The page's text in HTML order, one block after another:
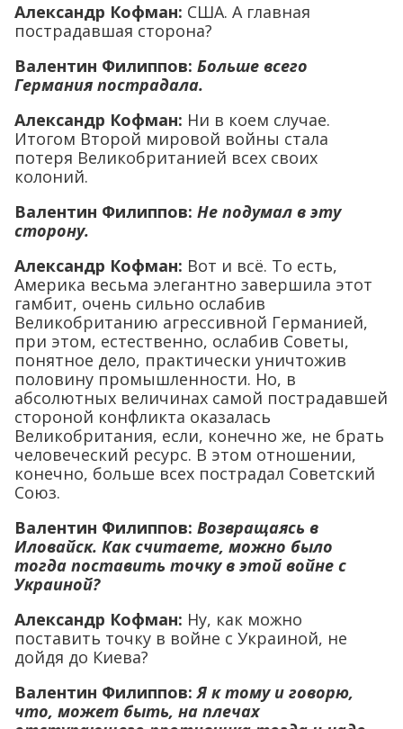
Александр Кофман: США. А главная
пострадавшая сторона?
Валентин Филиппов: Больше всего
Германия пострадала.
Александр Кофман: Ни в коем случае.
Итогом Второй мировой войны стала
потеря Великобританией всех своих
колоний.
Валентин Филиппов: Не подумал в эту
сторону.
Александр Кофман: Вот и всё. То есть,
Америка весьма элегантно завершила этот
гамбит, очень сильно ослабив
Великобританию агрессивной Германией,
при этом, естественно, ослабив Советы,
понятное дело, практически уничтожив
половину промышленности. Но, в
абсолютных величинах самой пострадавшей
стороной конфликта оказалась
Великобритания, если, конечно же, не брать
человеческий ресурс. В этом отношении,
конечно, больше всех пострадал Советский
Союз.
Валентин Филиппов: Возвращаясь в
Иловайск. Как считаете, можно было
тогда поставить точку в этой войне с
Украиной?
Александр Кофман: Ну, как можно
поставить точку в войне с Украиной, не
дойдя до Киева?
Валентин Филиппов:Я к тому и говорю,
что, может быть, на плечах